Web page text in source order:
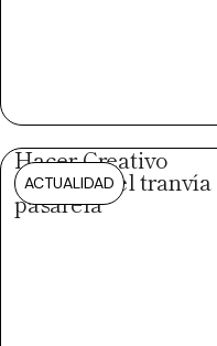
ACTUALIDAD
Hacer Creativo
convierte el tranvía
pasarela